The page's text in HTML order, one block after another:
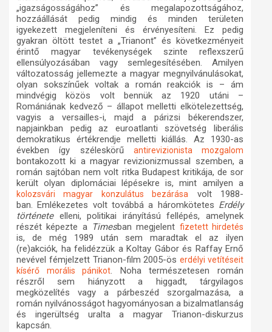
„igazságosságához” és megalapozottságához,
hozzáállását pedig mindig és minden területen
igyekezett megjeleníteni és érvényesíteni. Ez pedig
gyakran öltött testet a „Trianont” és következményeit
érintő magyar tevékenységek szinte reflexszerű
ellensúlyozásában vagy semlegesítésében. Amilyen
változatosság jellemezte a magyar megnyilvánulásokat,
olyan sokszínűek voltak a román reakciók is – ám
mindvégig közös volt bennük az 1920 utáni –
Romániának kedvező – állapot melletti elkötelezettség,
vagyis a versailles-i, majd a párizsi békerendszer,
napjainkban pedig az euroatlanti szövetség liberális
demokratikus értékrendje melletti kiállás. Az 1930-as
években így széleskörű antirevizionista mozgalom
bontakozott ki a magyar revizionizmussal szemben, a
román sajtóban nem volt ritka Budapest kritikája, de sor
került olyan diplomáciai lépésekre is, mint amilyen a
kolozsvári magyar konzulátus bezárása
volt 1988-
ban. Emlékezetes volt továbbá a háromkötetes Erdély
történeteelleni, politikai irányítású fellépés, amelynek
részét képezte a Timesban megjelent fizetett hirdetés
is, de még 1989 után sem maradtak el az ilyen
(re)akciók, ha felidézzük a Koltay Gábor és Raffay Ernő
nevével fémjelzett Trianon-film 2005-öserdélyi vetítéseit
kísérő morális pánikot. Noha természetesen román
részről sem hiányzott a higgadt, tárgyilagos
megközelítés vagy a párbeszéd szorgalmazása, a
román nyilvánosságot hagyományosan a bizalmatlanság
és ingerültség uralta a magyar Trianon-diskurzus
kapcsán.